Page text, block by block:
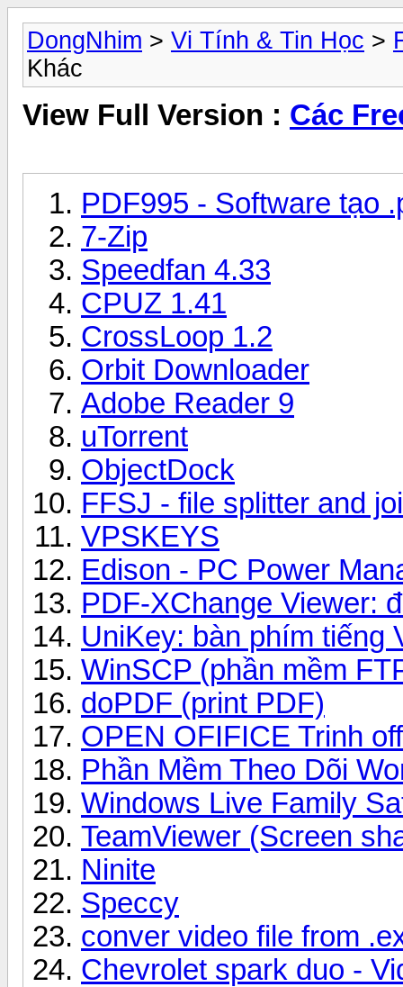
DongNhim > Vi Tính & Tin Học >
Khác
View Full Version : Các
PDF995 - Software tạo
7-Zip
Speedfan 4.33
CPUZ 1.41
CrossLoop 1.2
Orbit Downloader
Adobe Reader 9
uTorrent
ObjectDock
FFSJ - file splitter and
VPSKEYS
Edison - PC Power
PDF-XChange Viewer:
UniKey: bàn phím tiếng
WinSCP (phần mềm
doPDF (print PDF)
OPEN OFIFICE Trinh
Phần Mềm Theo Dõi
Windows Live Family
TeamViewer (Screen
Ninite
Speccy
conver video file from
Chevrolet spark duo -